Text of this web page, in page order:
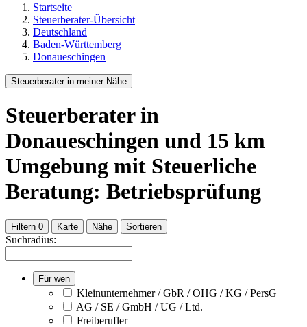
Startseite
Steuerberater-Übersicht
Deutschland
Baden-Württemberg
Donaueschingen
Steuerberater in meiner Nähe
Steuerberater in
Donaueschingen und 15 km
Umgebung mit Steuerliche
Beratung: Betriebsprüfung
Filtern 0 Karte Nähe Sortieren
Suchradius:
Für wen
Kleinunternehmer / GbR / OHG / KG / PersG
AG / SE / GmbH / UG / Ltd.
Freiberufler